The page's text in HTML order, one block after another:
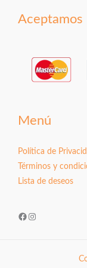
Aceptamos
Menú
Política de
Términos y
Lista de deseos
Facebook
Instagram